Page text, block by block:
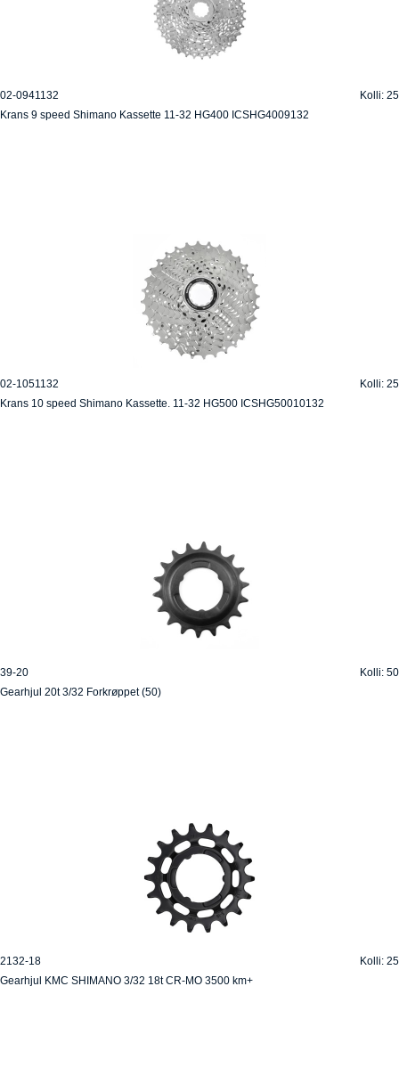
02-0941132
Kolli: 25
Krans 9 speed Shimano Kassette 11-32 HG400 ICSHG4009132
02-1051132
Kolli: 25
Krans 10 speed Shimano Kassette. 11-32 HG500 ICSHG50010132
39-20
Kolli: 50
Gearhjul 20t 3/32 Forkrøppet (50)
2132-18
Kolli: 25
Gearhjul KMC SHIMANO 3/32 18t CR-MO 3500 km+